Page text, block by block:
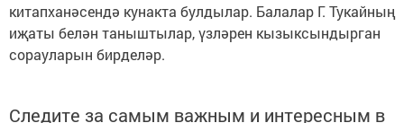
китапханәсендә кунакта булдылар. Балалар Г. Тукайның
иҗаты белән таныштылар, үзләрен кызыксындырган
сорауларын бирделәр.
Следите за самым важным и интересным в